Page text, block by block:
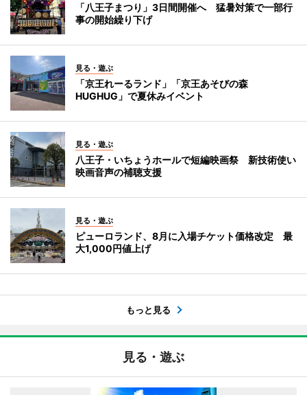
「八王子まつり」3日間開催へ 猛暑対策で一部行
事の開始繰り下げ
見る・遊ぶ
「京王れーるランド」「京王あそびの森
HUGHUG」で夏休みイベント
見る・遊ぶ
八王子・いちょうホールで短編映画祭 新技術使い
映画音声の補聴支援
見る・遊ぶ
ピューロランド、8月に入場チケット価格改定 最
大1,000円値上げ
もっと見る
見る・遊ぶ